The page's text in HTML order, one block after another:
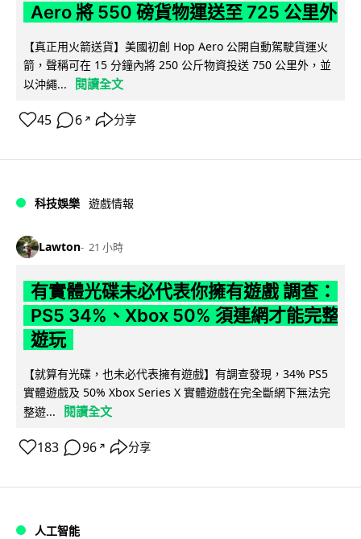
Aero 將 550 磅貨物運送至 725 公里外
【真正用火箭送貨】美國初創 Hop Aero 公開自動駕駛貨運火
箭，聲稱可在 15 分鐘內將 250 公斤物資投送 750 公里外，並
以沖繩...
閱讀全文
45 6 ↗ 分享
科技娛樂 遊戲情報
Lawton 21 小時
有實體光碟未必代表你擁有遊戲 調查：
PS5 34%、Xbox 50% 須連網才能完整
遊玩
【就算有光碟，也未必代表擁有遊戲】有調查發現，34% PS5
實體遊戲及 50% Xbox Series X 實體遊戲在完全斷網下無法完
整遊...
閱讀全文
183 96 ↗ 分享
人工智能